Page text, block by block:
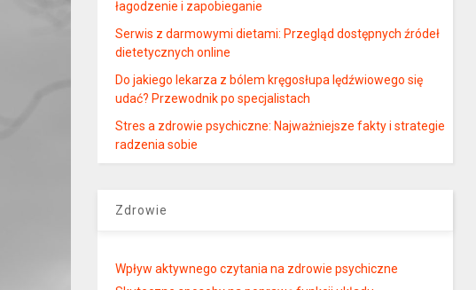
łagodzenie i zapobieganie
Serwis z darmowymi dietami: Przegląd dostępnych źródeł
dietetycznych online
Do jakiego lekarza z bólem kręgosłupa lędźwiowego się
udać? Przewodnik po specjalistach
Stres a zdrowie psychiczne: Najważniejsze fakty i strategie
radzenia sobie
Zdrowie
Wpływ aktywnego czytania na zdrowie psychiczne